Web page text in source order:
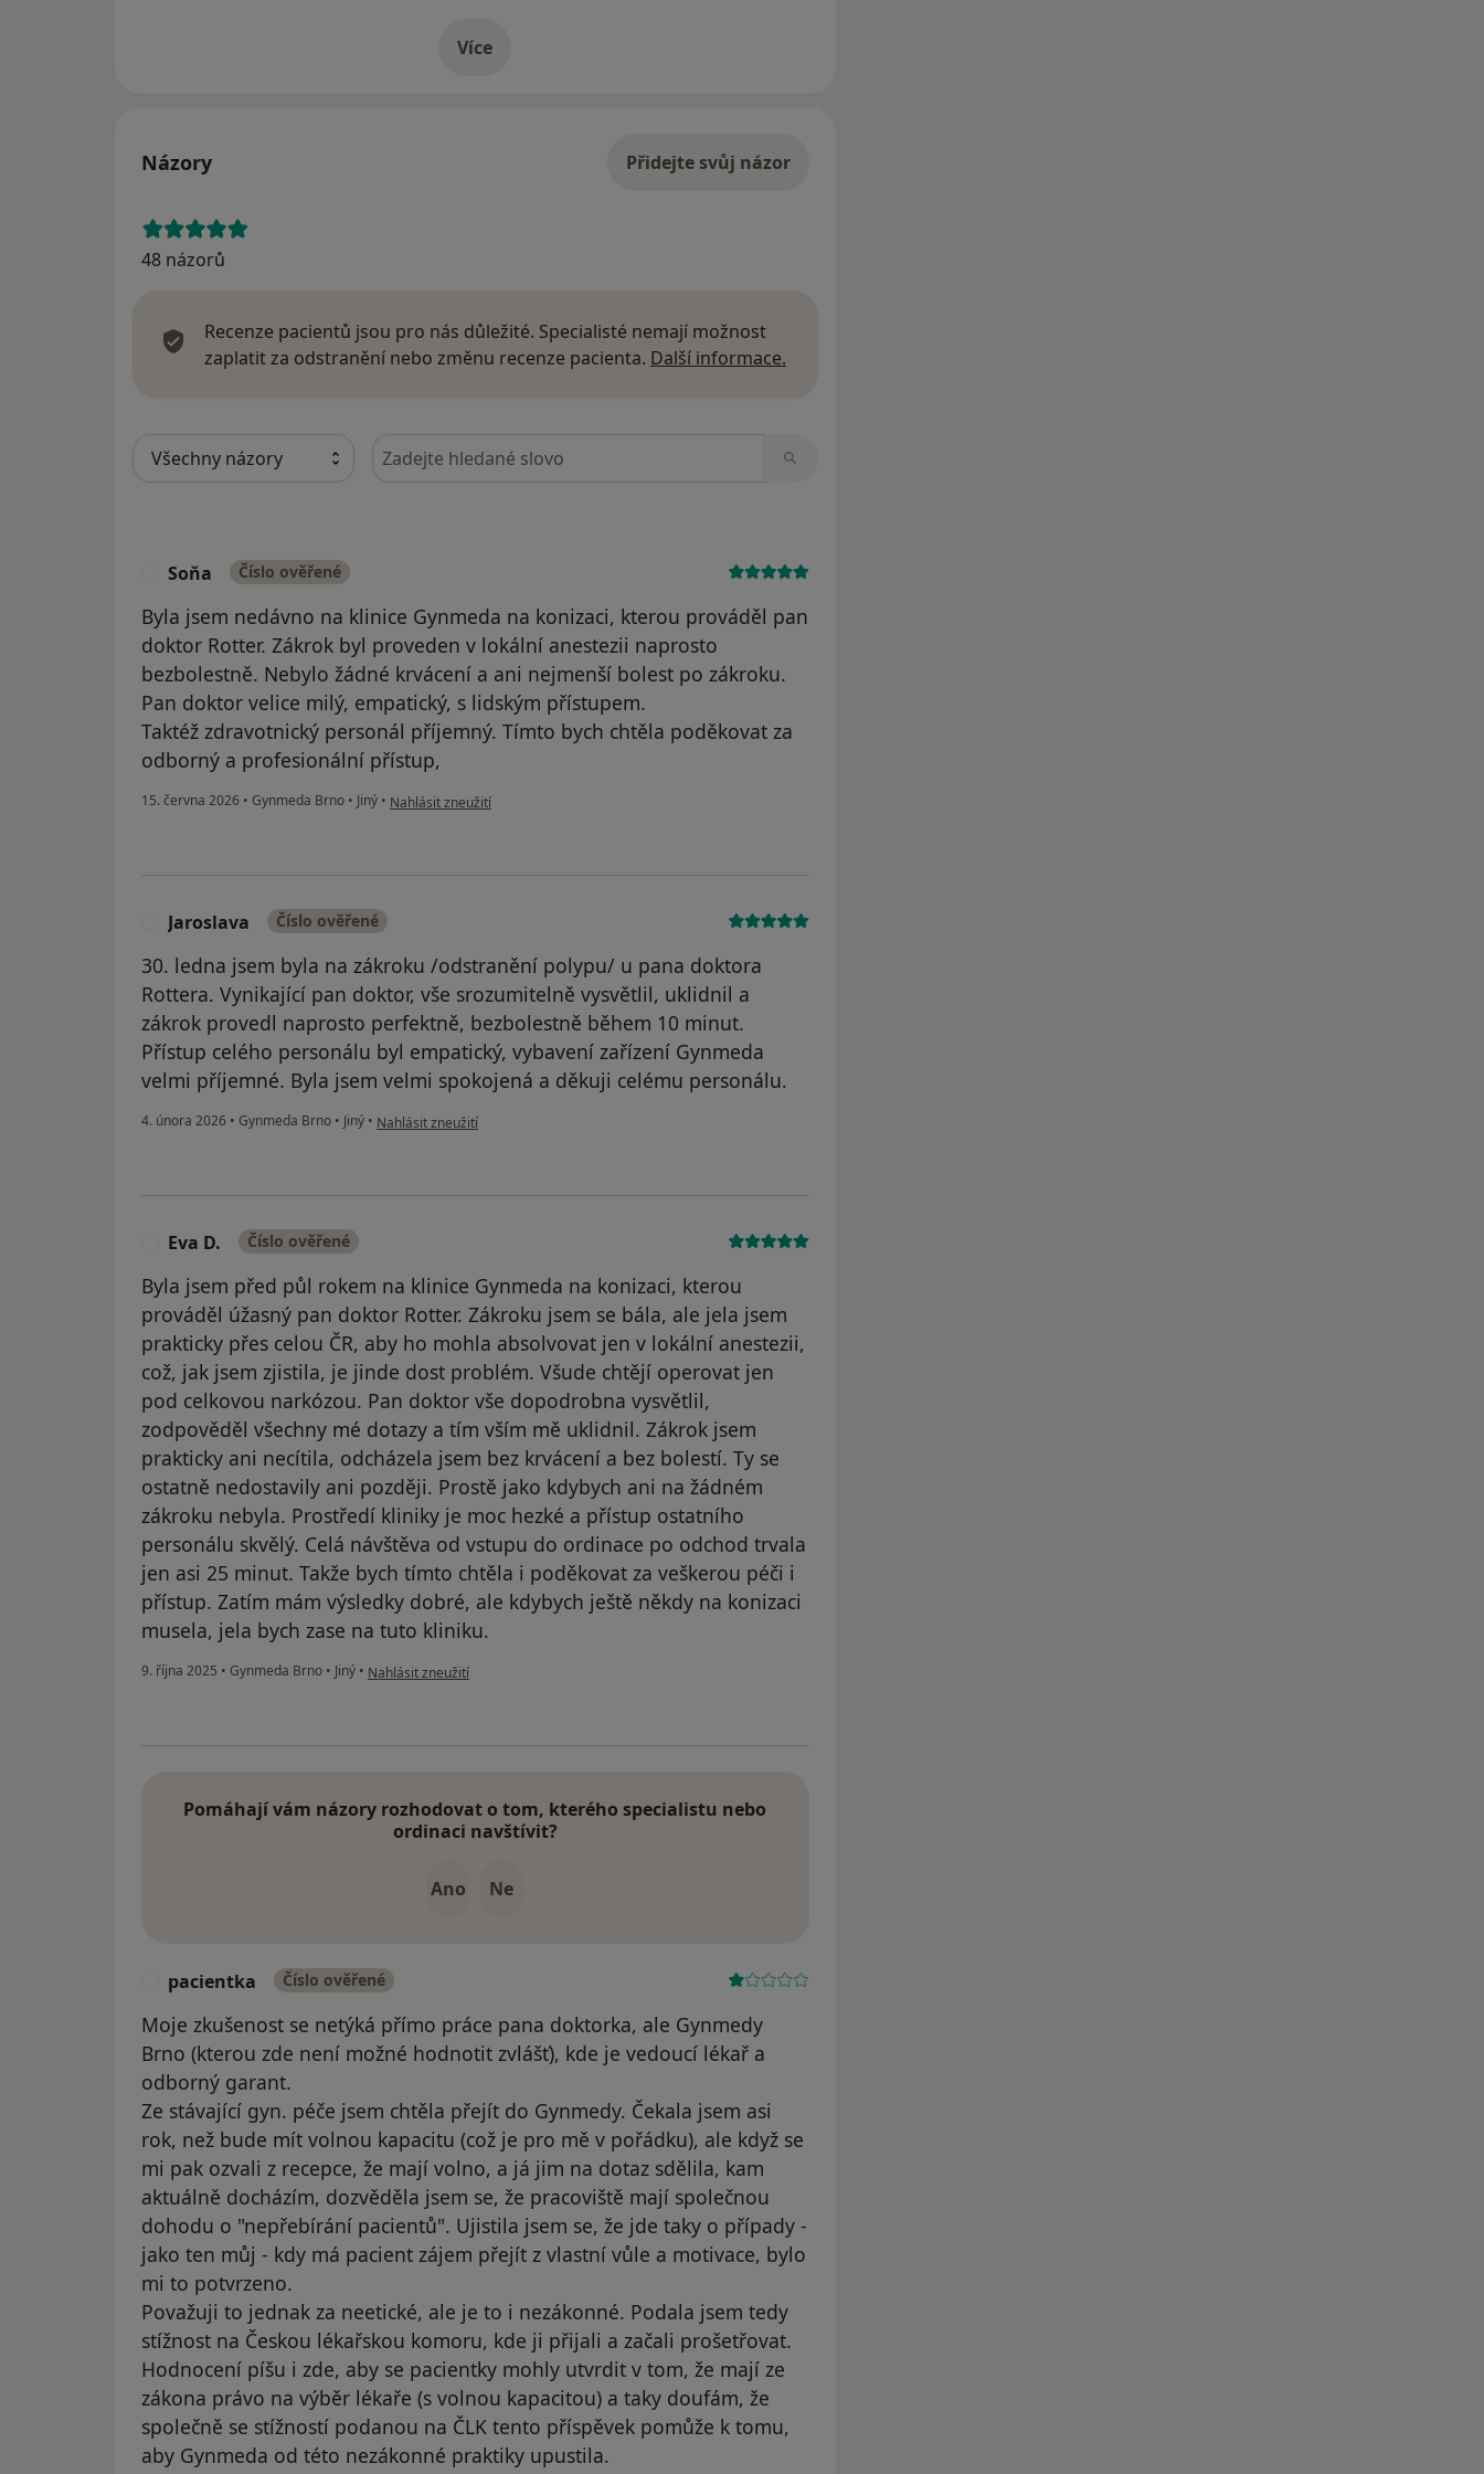
Členství ve výborech odborných společností
2006 - 2014 Česká odborná společnost pro cervikální patologii a kolposkopii,
Víceo adrese
Názory Přidejte svůj názor
48 názorů
Recenze pacientů jsou pro nás důležité. Specialisté nemají možnost
zaplatit za odstranění nebo změnu recenze pacienta. Další informace.
Hledejte v názorech
Soňa Číslo ověřené
Byla jsem nedávno na klinice Gynmeda na konizaci, kterou prováděl pan
doktor Rotter. Zákrok byl proveden v lokální anestezii naprosto
bezbolestně. Nebylo žádné krvácení a ani nejmenší bolest po zákroku.
Pan doktor velice milý, empatický, s lidským přístupem.
Taktéž zdravotnický personál příjemný. Tímto bych chtěla poděkovat za
odborný a profesionální přístup,
15. června 2026 • Gynmeda Brno • Jiný • podle názoru uživatele Soňa
Nahlásit zneužití
Jaroslava Číslo ověřené
30. ledna jsem byla na zákroku /odstranění polypu/ u pana doktora
Rottera. Vynikající pan doktor, vše srozumitelně vysvětlil, uklidnil a
zákrok provedl naprosto perfektně, bezbolestně během 10 minut.
Přístup celého personálu byl empatický, vybavení zařízení Gynmeda
velmi příjemné. Byla jsem velmi spokojená a děkuji celému personálu.
4. února 2026 • Gynmeda Brno • Jiný • podle názoru uživatele Jaroslava
Nahlásit zneužití
Eva D. Číslo ověřené
Byla jsem před půl rokem na klinice Gynmeda na konizaci, kterou
prováděl úžasný pan doktor Rotter. Zákroku jsem se bála, ale jela jsem
prakticky přes celou ČR, aby ho mohla absolvovat jen v lokální anestezii,
což, jak jsem zjistila, je jinde dost problém. Všude chtějí operovat jen
pod celkovou narkózou. Pan doktor vše dopodrobna vysvětlil,
zodpověděl všechny mé dotazy a tím vším mě uklidnil. Zákrok jsem
prakticky ani necítila, odcházela jsem bez krvácení a bez bolestí. Ty se
ostatně nedostavily ani později. Prostě jako kdybych ani na žádném
zákroku nebyla. Prostředí kliniky je moc hezké a přístup ostatního
personálu skvělý. Celá návštěva od vstupu do ordinace po odchod trvala
jen asi 25 minut. Takže bych tímto chtěla i poděkovat za veškerou péči i
přístup. Zatím mám výsledky dobré, ale kdybych ještě někdy na konizaci
musela, jela bych zase na tuto kliniku.
9. října 2025 • Gynmeda Brno • Jiný • podle názoru uživatele Eva D.
Nahlásit zneužití
Pomáhají vám názory rozhodovat o tom, kterého specialistu nebo
ordinaci navštívit?
Ano Ne
pacientka Číslo ověřené
Moje zkušenost se netýká přímo práce pana doktorka, ale Gynmedy
Brno (kterou zde není možné hodnotit zvlášť), kde je vedoucí lékař a
odborný garant.
Ze stávající gyn. péče jsem chtěla přejít do Gynmedy. Čekala jsem asi
rok, než bude mít volnou kapacitu (což je pro mě v pořádku), ale když se
mi pak ozvali z recepce, že mají volno, a já jim na dotaz sdělila, kam
aktuálně docházím, dozvěděla jsem se, že pracoviště mají společnou
dohodu o "nepřebírání pacientů". Ujistila jsem se, že jde taky o případy -
jako ten můj - kdy má pacient zájem přejít z vlastní vůle a motivace, bylo
mi to potvrzeno.
Považuji to jednak za neetické, ale je to i nezákonné. Podala jsem tedy
stížnost na Českou lékařskou komoru, kde ji přijali a začali prošetřovat.
Hodnocení píšu i zde, aby se pacientky mohly utvrdit v tom, že mají ze
zákona právo na výběr lékaře (s volnou kapacitou) a taky doufám, že
společně se stížností podanou na ČLK tento příspěvek pomůže k tomu,
aby Gynmeda od této nezákonné praktiky upustila.